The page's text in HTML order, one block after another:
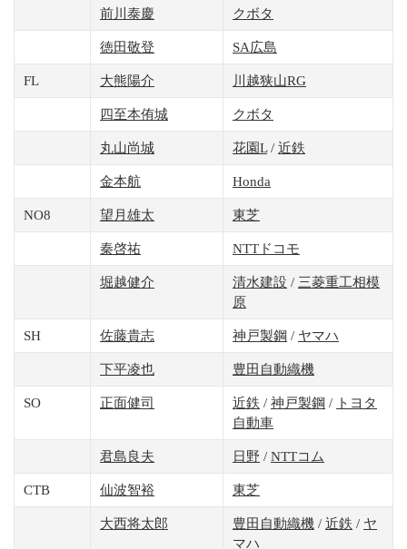
前川泰慶 クボタ
徳田敬登 SA広島
FL 大熊陽介 川越狭山RG
四至本侑城 クボタ
丸山尚城 花園L/ 近鉄
金本航 Honda
NO8 望月雄太 東芝
秦啓祐 NTTドコモ
堀越健介 清水建設 / 三菱重工相模
原
SH 佐藤貴志 神戸製鋼 / ヤマハ
下平凌也 豊田自動織機
SO 正面健司 近鉄 / 神戸製鋼 / トヨタ
自動車
君島良夫 日野 / NTTコム
CTB 仙波智裕 東芝
大西将太郎 豊田自動織機 / 近鉄 / ヤ
マハ